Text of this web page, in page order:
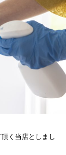
く当店としまし